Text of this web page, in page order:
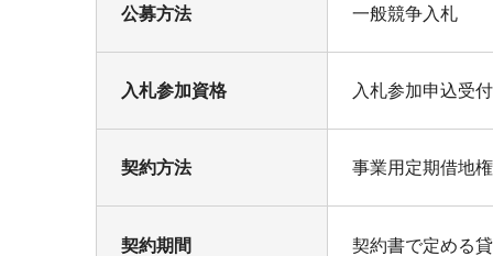
公募方法 一般競争入札
入札参加資格 入札参加申込受
契約方法 事業用定期借地
契約期間 契約書で定める